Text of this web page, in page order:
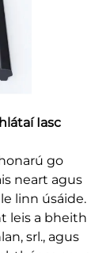
Iasc
go
neart agus
linn úsáide.
leis a bheith
srl., agus